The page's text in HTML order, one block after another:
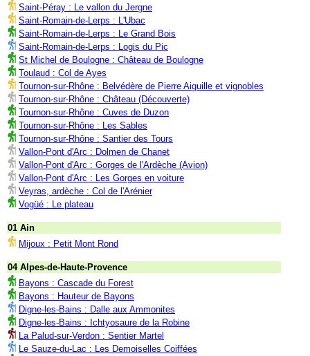
Saint-Péray : Le vallon du Jergne
Saint-Romain-de-Lerps : L'Ubac
Saint-Romain-de-Lerps : Le Grand Bois
Saint-Romain-de-Lerps : Logis du Pic
St Michel de Boulogne : Château de Boulogne
Toulaud : Col de Ayes
Tournon-sur-Rhône : Belvédère de Pierre Aiguille et vignobles
Tournon-sur-Rhône : Château (Découverte)
Tournon-sur-Rhône : Cuves de Duzon
Tournon-sur-Rhône : Les Sables
Tournon-sur-Rhône : Santier des Tours
Vallon-Pont d'Arc : Dolmen de Chanet
Vallon-Pont d'Arc : Gorges de l'Ardèche (Avion)
Vallon-Pont d'Arc : Les Gorges en voiture
Veyras, ardèche : Col de l'Arénier
Vogüé : Le plateau
01 Ain
Mijoux : Petit Mont Rond
04 Alpes-de-Haute-Provence
Bayons : Cascade du Forest
Bayons : Hauteur de Bayons
Digne-les-Bains : Dalle aux Ammonites
Digne-les-Bains : Ichtyosaure de la Robine
La Palud-sur-Verdon : Sentier Martel
Le Sauze-du-Lac : Les Demoiselles Coiffées